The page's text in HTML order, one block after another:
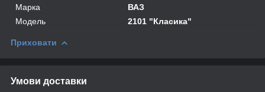
Марка
ВАЗ
Мoдель
2101 "Класика"
Приховати
Умови доставки